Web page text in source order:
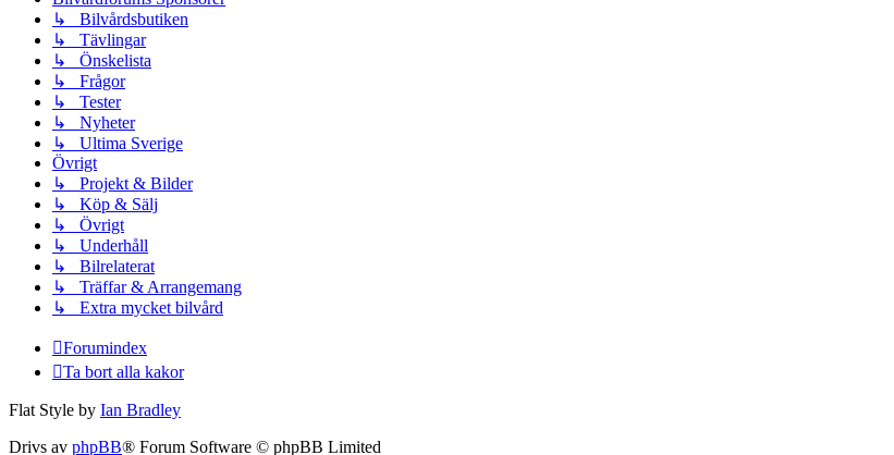
↳ Bilvårdsbutiken
↳ Tävlingar
↳ Önskelista
↳ Frågor
↳ Tester
↳ Nyheter
↳ Ultima Sverige
Övrigt
↳ Projekt & Bilder
↳ Köp & Sälj
↳ Övrigt
↳ Underhåll
↳ Bilrelaterat
↳ Träffar & Arrangemang
↳ Extra mycket bilvård
Forumindex
Ta bort alla kakor
Flat Style by Ian Bradley
Drivs av phpBB® Forum Software © phpBB Limited